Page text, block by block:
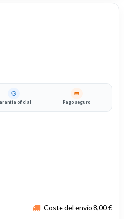
oficial Pago seguro
Coste del envío 8,00 €